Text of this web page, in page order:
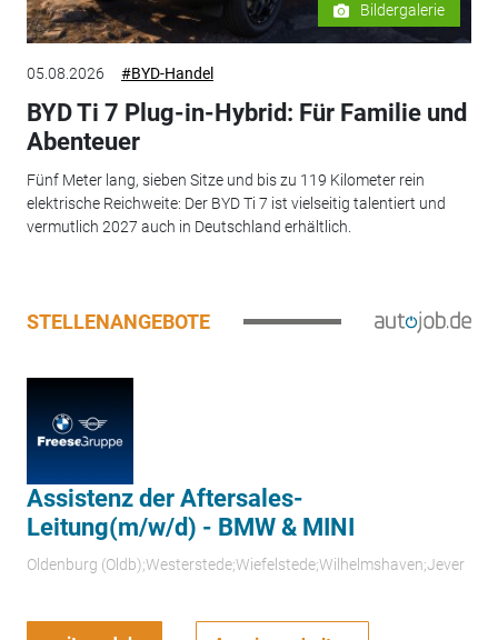
Bildergalerie
05.08.2026 #BYD-Handel
BYD Ti 7 Plug-in-Hybrid: Für Familie und
Abenteuer
Fünf Meter lang, sieben Sitze und bis zu 119 Kilometer rein
elektrische Reichweite: Der BYD Ti 7 ist vielseitig talentiert und
vermutlich 2027 auch in Deutschland erhältlich.
STELLENANGEBOTE
Assistenz der Aftersales-
Leitung(m/w/d) - BMW & MINI
Oldenburg (Oldb);Westerstede;Wiefelstede;Wilhelmshaven;Jever